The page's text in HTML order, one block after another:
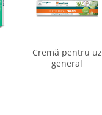
Cremă pentru uz
general